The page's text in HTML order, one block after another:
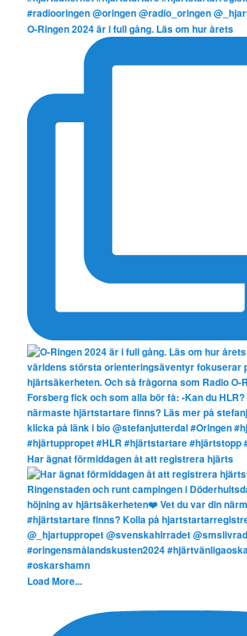
O-Ringen 2024 är i full gång. Läs om hur årets
Har ägnat förmiddagen åt att registrera hjärts
Load More...